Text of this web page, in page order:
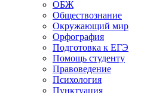
ОБЖ
Обществознание
Окружающий мир
Орфография
Подготовка к ЕГЭ
Помощь студенту
Правоведение
Психология
Пунктуация